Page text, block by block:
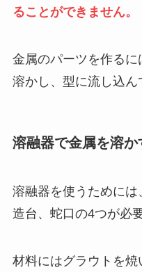
ることができません。
金属のパーツを作る
溶かし、型に流し込ん
溶融器で金属を溶か
溶融器を使うために
造台、蛇口の4つが必
材料にはグラウトを